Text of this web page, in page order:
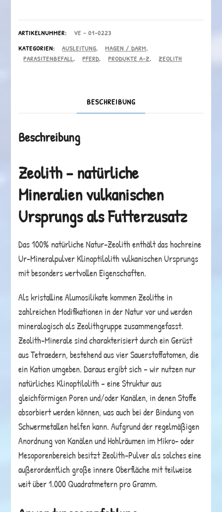
-
Naturmineral
mit
Menge
ARTIKELNUMMER:
VE - 01-0223
KATEGORIEN:
AUSLEITUNG, MAGEN / DARM,
PARASITENBEFALL, PFERD, PRODUKTE A-Z, ZEOLITH
BESCHREIBUNG
Beschreibung
Zeolith – natürliche
Mineralien vulkanischen
Ursprungs als Futterzusatz
Das 100% natürliche Natur-Zeolith enthält das hochreine
Ur-Mineralpulver Klinoptilolith vulkanischen Ursprungs
mit besonders wertvollen Eigenschaften.
Als kristalline Alumosilikate kommen Zeolithe in
zahlreichen Modifikationen in der Natur vor und werden
mineralogisch als Zeolithgruppe zusammengefasst.
Zeolith-Minerale sind charakterisiert durch ein Gerüst
aus Tetraedern, bestehend aus vier Sauerstoffatomen, die
ein Kation umgeben. Daraus ergibt sich – wir nutzen nur
natürliches Klinoptilolith – eine Struktur aus
gleichförmigen Poren und/oder Kanälen, in denen Stoffe
absorbiert werden können, was auch bei der Bindung von
Schwermetallen helfen kann. Aufgrund der regelmäßigen
Anordnung von Kanälen und Hohlräumen im Mikro- oder
Mesoporenbereich besitzt Zeolith-Pulver als solches eine
außerordentlich große innere Oberfläche mit teilweise
weit über 1.000 Quadratmetern pro Gramm.